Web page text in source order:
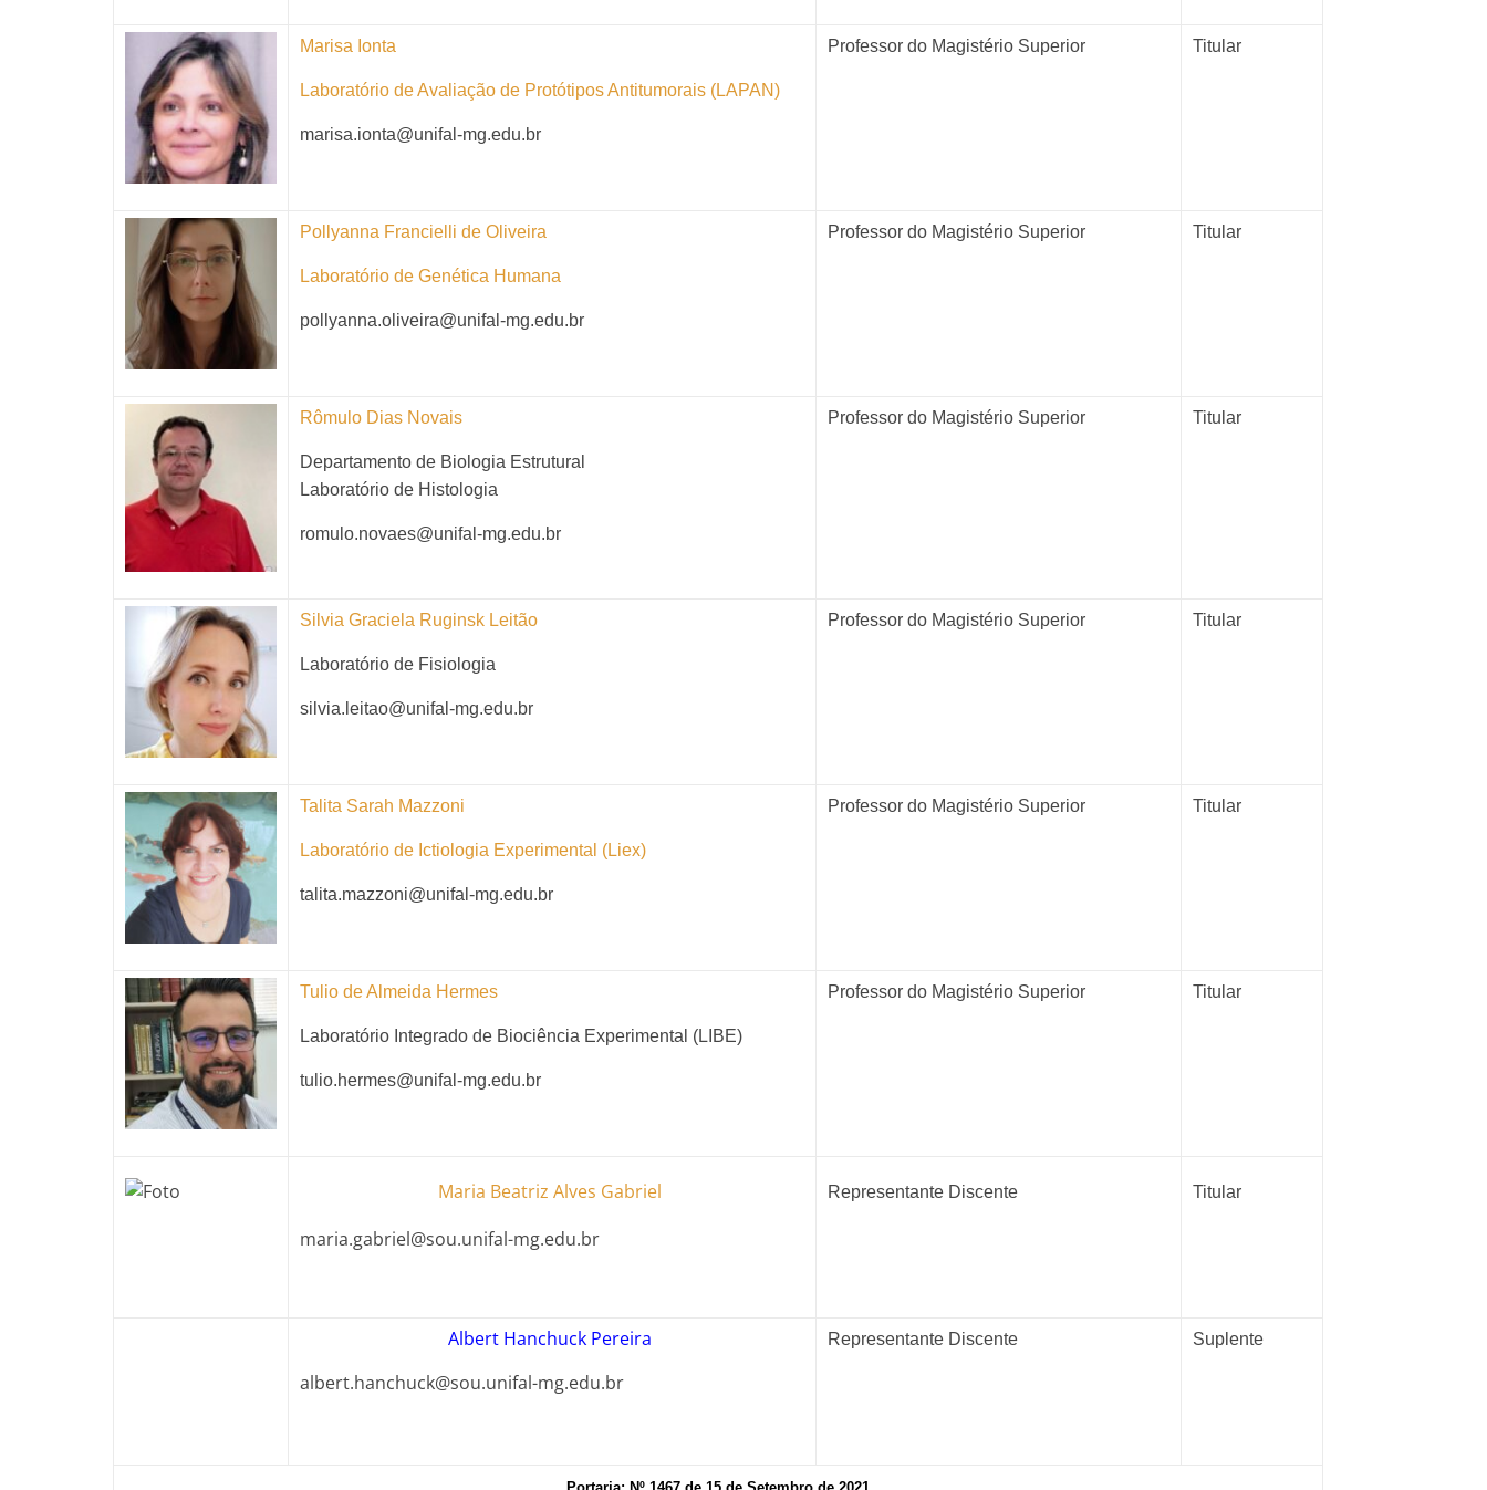
Marisa Ionta
Laboratório de Avaliação de Protótipos Antitumorais (LAPAN)
marisa.ionta@unifal-mg.edu.br
Professor do Magistério Superior Titular
Pollyanna Francielli de Oliveira
Laboratório de Genética Humana
pollyanna.oliveira@unifal-mg.edu.br
Professor do Magistério Superior Titular
Rômulo Dias Novais
Departamento de Biologia Estrutural
Laboratório de Histologia
romulo.novaes@unifal-mg.edu.br
Professor do Magistério Superior Titular
Silvia Graciela Ruginsk Leitão
Laboratório de Fisiologia
silvia.leitao@unifal-mg.edu.br
Professor do Magistério Superior Titular
Talita Sarah Mazzoni
Laboratório de Ictiologia Experimental (Liex)
talita.mazzoni@unifal-mg.edu.br
Professor do Magistério Superior Titular
Tulio de Almeida Hermes
Laboratório Integrado de Biociência Experimental (LIBE)
tulio.hermes@unifal-mg.edu.br
Professor do Magistério Superior Titular
Maria Beatriz Alves Gabriel
maria.gabriel@sou.unifal-mg.edu.br
Representante Discente Titular
Albert Hanchuck Pereira
albert.hanchuck@sou.unifal-mg.edu.br
Representante Discente Suplente